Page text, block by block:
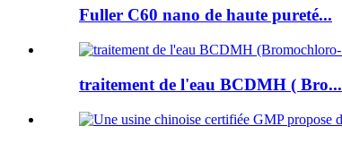
Fuller C60 nano de haute pureté...
traitement de l'eau BCDMH ( Bro...